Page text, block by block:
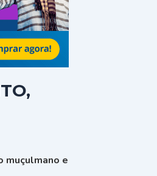
muçulmano e